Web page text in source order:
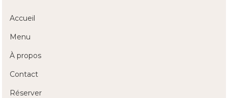
Accueil
Menu
À propos
Contact
Réserver